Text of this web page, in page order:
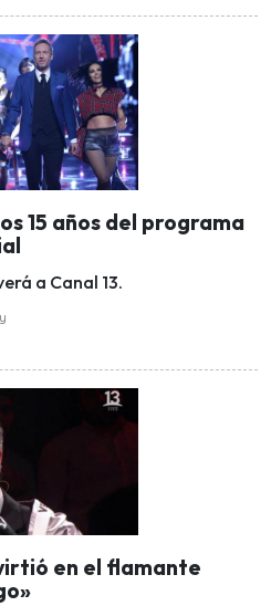
15 años del programa
a Canal 13.
en el flamante